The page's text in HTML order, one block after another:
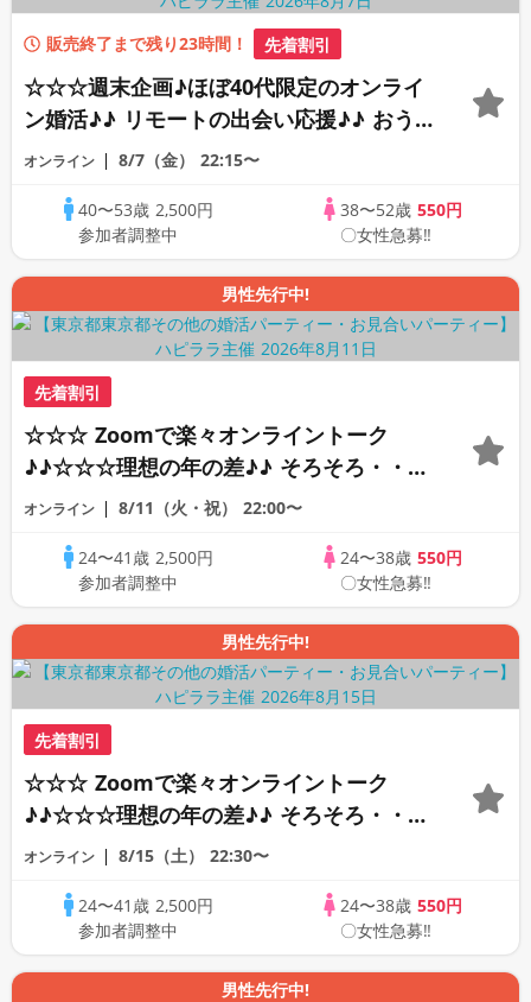
販売終了まで残り23時間！ 先着割引
☆☆☆週末企画♪ほぼ40代限定のオンライ
ン婚活♪♪ リモートの出会い応援♪♪ おう
ちで乾杯しませんか♪♪ ☆全国の方が対象
PARTY!!
オンライン 8/7（金） 22:15〜
40〜53歳 2,500円
参加者調整中
38〜52歳 550円
〇女性急募‼
男性先行中!
先着割引
☆☆☆ Zoomで楽々オンライントーク
♪♪☆☆☆理想の年の差♪♪ そろそろ・・・
素敵な恋人見つけたい♪ ♪☆カジュアルな
行あり♪♪
オンライン 8/11（火・祝） 22:00〜
24〜41歳 2,500円
参加者調整中
24〜38歳 550円
〇女性急募‼
男性先行中!
先着割引
☆☆☆ Zoomで楽々オンライントーク
♪♪☆☆☆理想の年の差♪♪ そろそろ・・・
素敵な恋人見つけたい♪ ♪☆カジュアルな
行あり♪♪
オンライン 8/15（土） 22:30〜
24〜41歳 2,500円
参加者調整中
24〜38歳 550円
〇女性急募‼
男性先行中!